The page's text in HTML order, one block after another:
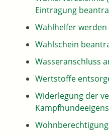
Eintragung
Wahlhelfer werden
Wahlschein
Wasseranschluss
Wertstoffe
Widerlegung der